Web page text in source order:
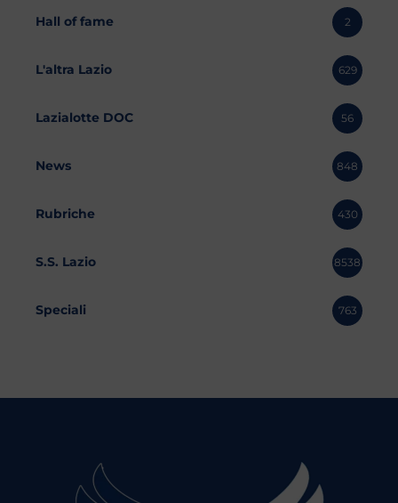
Hall of fame 2
L'altra Lazio 629
Lazialotte DOC 56
News 848
Rubriche 430
S.S. Lazio 8538
Speciali 763